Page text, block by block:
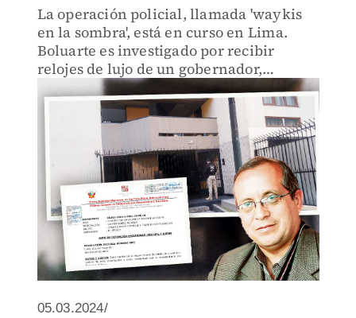
La operación policial, llamada 'waykis
en la sombra', está en curso en Lima.
Boluarte es investigado por recibir
relojes de lujo de un gobernador,
presuntamente a cambio de favores.
05.03.2024/